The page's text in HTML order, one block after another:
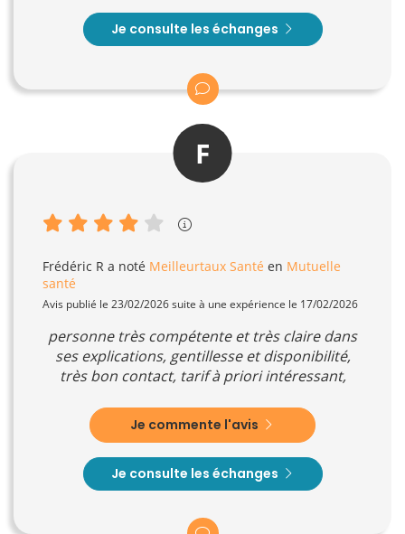
Je consulte les échanges
F
Frédéric R a noté Meilleurtaux Santé en Mutuelle
santé
Avis publié le 23/02/2026 suite à une expérience le 17/02/2026
personne très compétente et très claire dans
ses explications, gentillesse et disponibilité,
très bon contact, tarif à priori intéressant,
Je commente l'avis
Je consulte les échanges